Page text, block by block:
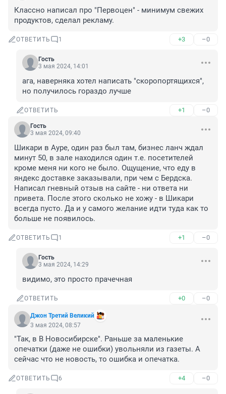
Классно написал про "Первоцен" - минимум свежих
продуктов, сделал рекламу.
ОТВЕТИТЬ 1 +3 –0
Гость
3 мая 2024, 14:01
ага, наверняка хотел написать "скоропортящихся",
но получилось гораздо лучше
ОТВЕТИТЬ +1 –0
Гость
3 мая 2024, 09:40
Шикари в Ауре, один раз был там, бизнес ланч ждал
минут 50, в зале находился один т.е. посетителей
кроме меня ни кого не было. Ощущение, что еду в
яндекс доставке заказывали, при чем с Бердска.
Написал гневный отзыв на сайте - ни ответа ни
привета. После этого сколько не хожу - в Шикари
всегда пусто. Да и у самого желание идти туда как то
больше не появилось.
ОТВЕТИТЬ 1 +1 –0
Гость
3 мая 2024, 14:29
видимо, это просто прачечная
ОТВЕТИТЬ +0 –0
Джон Третий Великий
3 мая 2024, 08:57
"Так, в В Новосибирске". Раньше за маленькие
опечатки (даже не ошибки) увольняли из газеты. А
сейчас что не новость, то ошибка и опечатка.
ОТВЕТИТЬ 6 +4 –0